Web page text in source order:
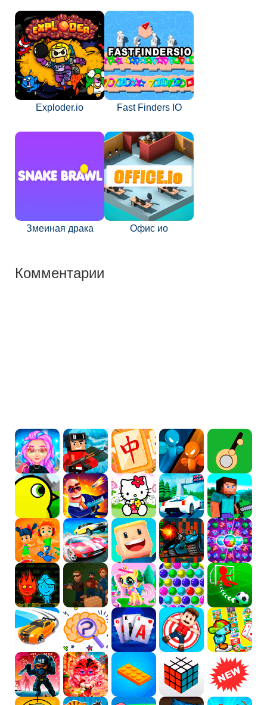
Exploder.io Fast Finders IO
Змеиная драка Офис ио
Комментарии